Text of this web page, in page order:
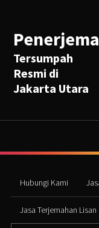
Tersumpah
Resmi di
Jakarta Utara
Hubungi Kami
Jasa Terjemahan Lisan